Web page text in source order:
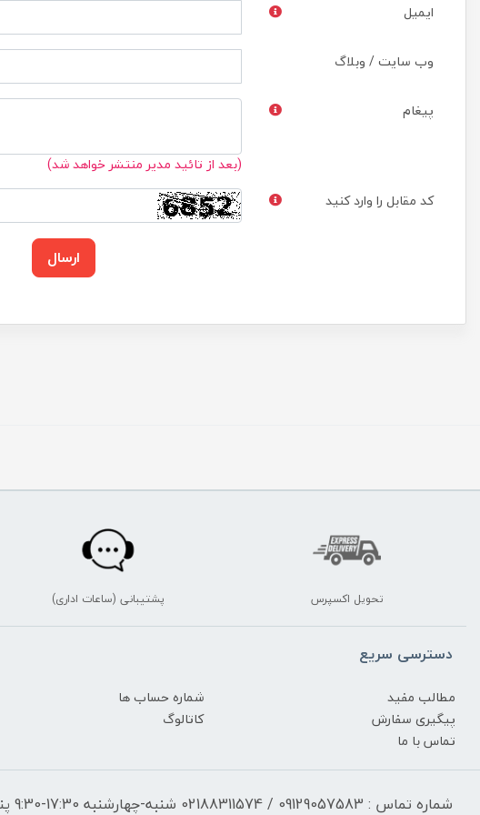
ایمیل
وب سایت / وبلاگ
پیغام
(بعد از تائید مدیر منتشر خواهد شد)
کد مقابل را وارد کنید
ارسال
تحویل اکسپرس پشتیبانی (ساعات اداری)
دسترسی سریع
مطالب مفید شماره حساب ها
پیگیری سفارش
کاتالوگ
تماس با ما
شماره تماس : 09129057583 / 02188311574 شنبه-چهارشنبه 17:30-9:30 پنجشنبه 13:00-9:30